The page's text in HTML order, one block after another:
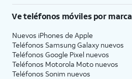
Ve teléfonos móviles por marca
Nuevos iPhones de Apple
Teléfonos Samsung Galaxy nuevos
Teléfonos Google Pixel nuevos
Teléfonos Motorola Moto nuevos
Teléfonos Sonim nuevos